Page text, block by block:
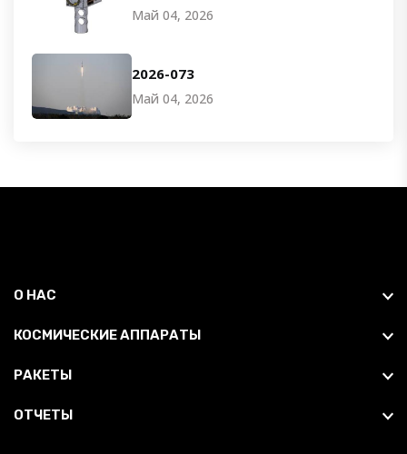
Май 04, 2026
2026-073
Май 04, 2026
О НАС
КОСМИЧЕСКИЕ АППАРАТЫ
РАКЕТЫ
ОТЧЕТЫ